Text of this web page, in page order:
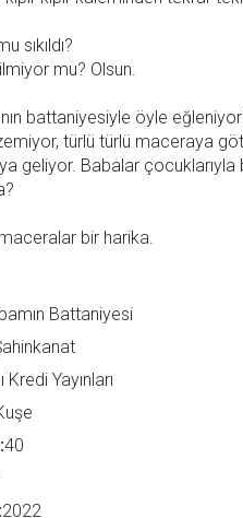
sıkıldı?
mu? Olsun.
battaniyesiyle öyle
türlü türlü maceraya
geliyor. Babalar
bir harika.
Battaniyesi
Kredi Yayınları
40
2022